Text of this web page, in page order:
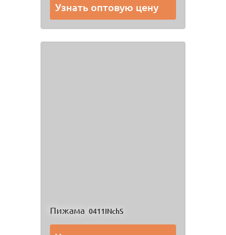
Узнать оптовую цену
Пижама 0411INchS